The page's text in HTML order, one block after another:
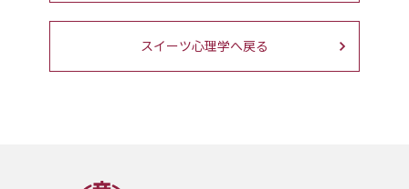
スイーツ心理学へ戻る